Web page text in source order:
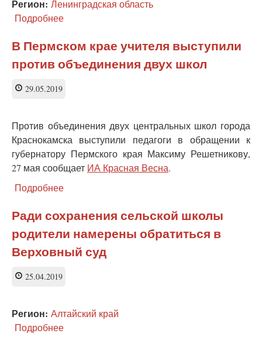
Регион: Ленинградская область
Подробнее
скандал
с
«оптимизацией»
в
Новой
Ладоге
В Пермском крае учителя выступили
против объединения двух школ
29.05.2019
Против объединения двух центральных школ города
Краснокамска выступили педагоги в обращении к
губернатору Пермского края Максиму Решетникову,
27 мая сообщает ИА Красная Весна.
Подробнее
Пермском
крае
учителя
выступили
против
Ради сохранения сельской школы
родители намерены обратиться в
Верховный суд
25.04.2019
Регион: Алтайский край
Подробнее